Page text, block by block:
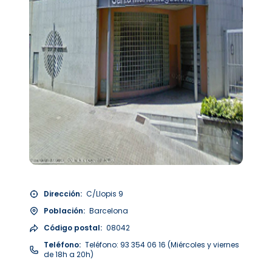
Dirección: C/Llopis 9
Población: Barcelona
Código postal: 08042
Teléfono: Teléfono: 93 354 06 16 (Miércoles y viernes
de 18h a 20h)